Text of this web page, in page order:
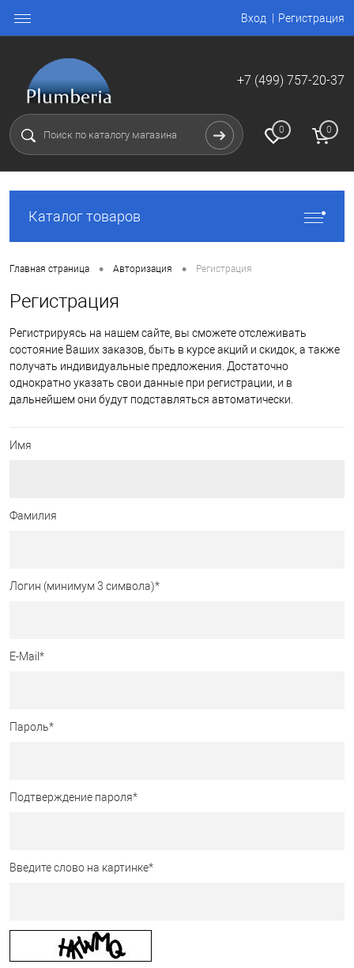
Вход Регистрация
+7 (499) 757-20-37
0 0
Каталог товаров
Главная страница • Авторизация • Регистрация
Регистрация
Регистрируясь на нашем сайте, вы сможете отслеживать
состояние Ваших заказов, быть в курсе акций и скидок, а также
получать индивидуальные предложения. Достаточно
однократно указать свои данные при регистрации, и в
дальнейшем они будут подставляться автоматически.
Имя
Фамилия
Логин (минимум 3 символа)*
E-Mail *
Пароль*
Подтверждение пароля*
Введите слово на картинке*